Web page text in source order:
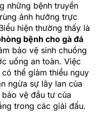
những bệnh truyền
ảnh hưởng trực
hiện thường thấy là
bệnh cho gà đá
bảo vệ sinh chuồng
uống an toàn. Việc
thể giảm thiểu nguy
ngừa sự lây lan của
vệ đầu tư của
trong các giải đấu.